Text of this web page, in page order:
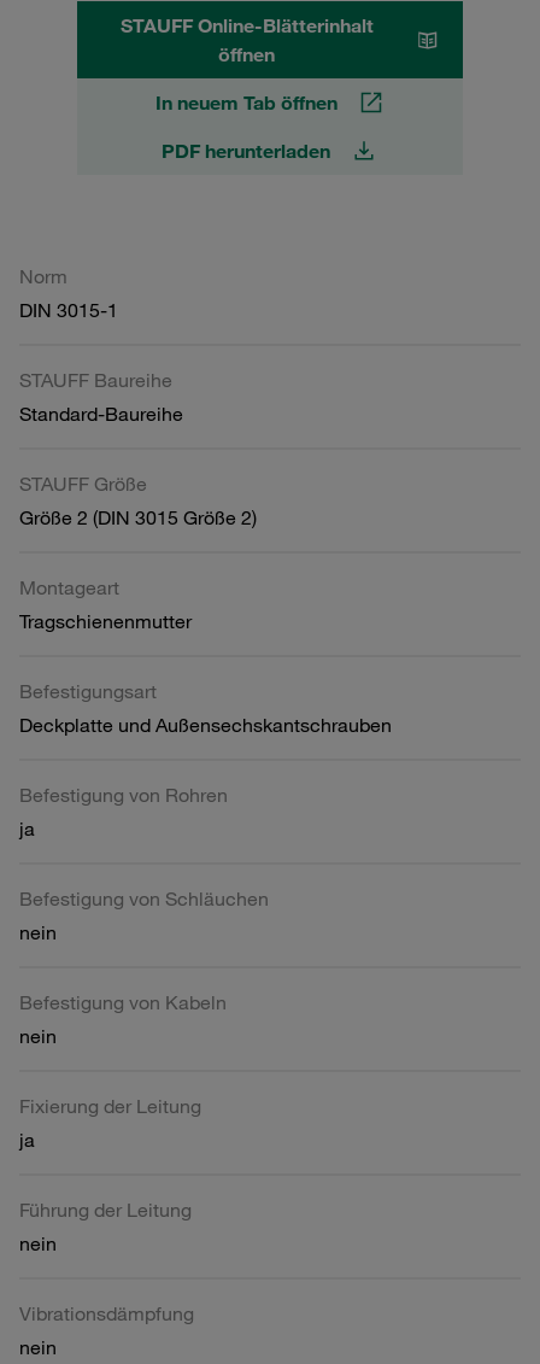
STAUFF Online-Blätterinhalt
öffnen
In neuem Tab öffnen
PDF herunterladen
Norm
DIN 3015-1
STAUFF Baureihe
Standard-Baureihe
STAUFF Größe
Größe 2 (DIN 3015 Größe 2)
Montageart
Tragschienenmutter
Befestigungsart
Deckplatte und Außensechskantschrauben
Befestigung von Rohren
ja
Befestigung von Schläuchen
nein
Befestigung von Kabeln
nein
Fixierung der Leitung
ja
Führung der Leitung
nein
Vibrationsdämpfung
nein